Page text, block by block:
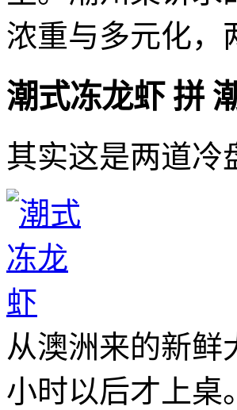
浓重与多元化，
潮式冻龙虾 拼
其实这是两道冷
从澳洲来的新鲜
小时以后才上桌。